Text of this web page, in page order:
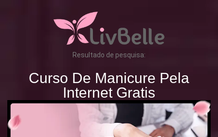
Resultado de pesquisa:
Curso De Manicure Pela
Internet Gratis